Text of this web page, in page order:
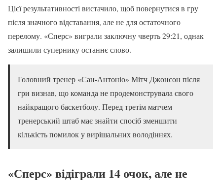
Цієї результативності вистачило, щоб повернутися в гру
після значного відставання, але не для остаточного
перелому. «Сперс» виграли заключну чверть 29:21, однак
залишили супернику останнє слово.
Головний тренер «Сан-Антоніо» Мітч Джонсон після
гри визнав, що команда не продемонструвала свого
найкращого баскетболу. Перед третім матчем
тренерський штаб має знайти спосіб зменшити
кількість помилок у вирішальних володіннях.
«Сперс» відіграли 14 очок, але не